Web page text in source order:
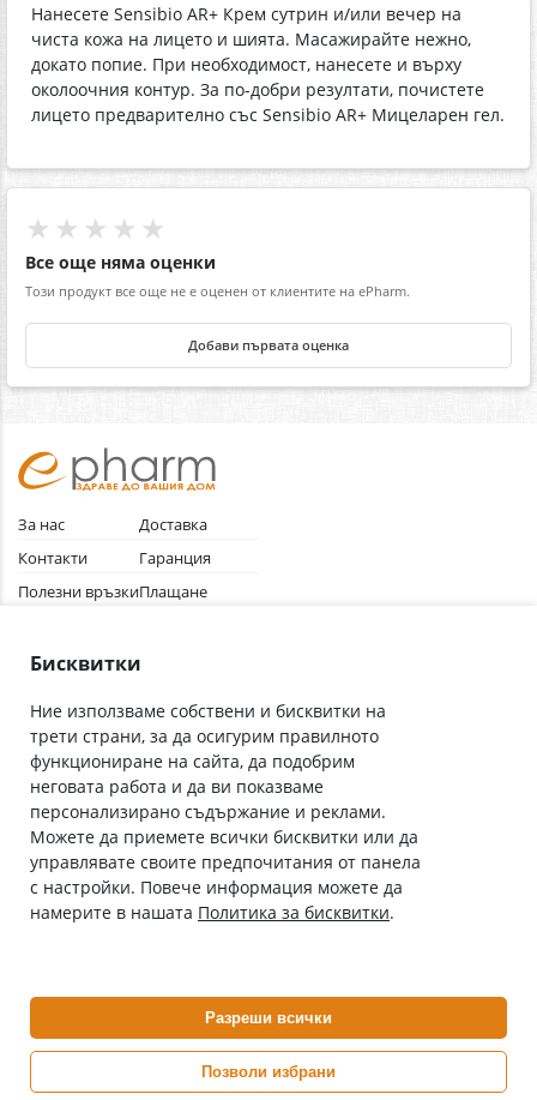
Нанесете Sensibio AR+ Крем сутрин и/или вечер на
чиста кожа на лицето и шията. Масажирайте нежно,
докато попие. При необходимост, нанесете и върху
околоочния контур. За по-добри резултати, почистете
лицето предварително със Sensibio AR+ Мицеларен гел.
★★★★★
Все още няма оценки
Този продукт все още не е оценен от клиентите на ePharm.
Добави първата оценка
За нас
Контакти
Полезни връзки
Общи условия
Доставка
Гаранция
Плащане
Абонирай се за нашия бюлетин
С абонамента се съгласявам сПолитиката за лични данни.
Онлайн аптека, част от аптеки „Ванчева“
ePharm е лицензирана онлайн аптека от
Изпълнителна Агенция по Лекарствата
Бисквитки
Ние използваме собствени и бисквитки на
трети страни, за да осигурим правилното
функциониране на сайта, да подобрим
неговата работа и да ви показваме
персонализирано съдържание и реклами.
Можете да приемете всички бисквитки или да
управлявате своите предпочитания от панела
с настройки. Повече информация можете да
намерите в нашата Политика за бисквитки.
Разреши всички
Позволи избрани